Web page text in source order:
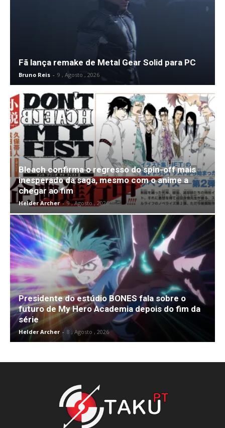
Fã lança remake de Metal Gear Solid para PC
Bruno Reis - 9 , Agosto , 2026
Bleach confirma o regresso do spin-off mais
inesperado da saga, mesmo com o anime a
chegar ao fim
Helder Archer - 9 , Agosto , 2026
Presidente do estúdio BONES fala sobre o
futuro de My Hero Academia depois do fim da
série
Helder Archer - 8 , Agosto , 2026